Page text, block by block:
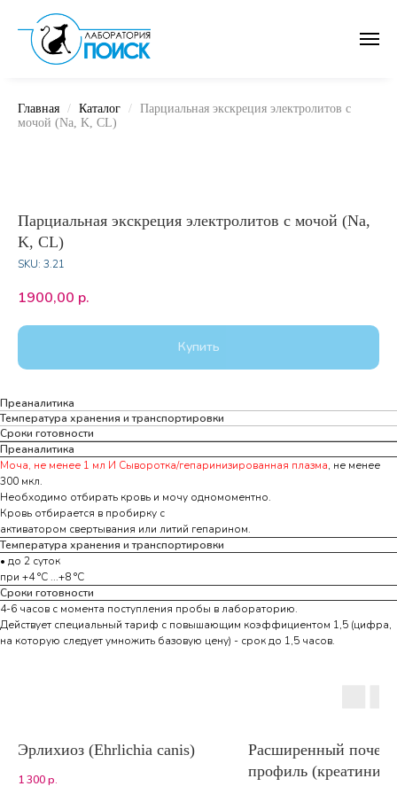
Главная Каталог
Парциальная экскреция электролитов с
мочой (Na, K, CL)
Парциальная экскреция электролитов с мочой (Na,
K, CL)
SKU: 3.21
1900,00 р.
Купить
Преаналитика
Температура хранения и транспортировки
Сроки готовности
Преаналитика
Моча, не менее 1 мл И Сыворотка/гепаринизированная плазма, не менее
300 мкл.
Необходимо отбирать кровь и мочу одномоментно.
Кровь отбирается в пробирку с
активатором свертывания или литий гепарином.
Температура хранения и транспортировки
• до 2 суток
при +4 °С ...+8 °С
Сроки готовности
4-6 часов с момента поступления пробы в лабораторию.
Действует специальный тариф с повышающим коэффициентом 1,5 (цифра,
на которую следует умножить базовую цену) - срок до 1,5 часов.
Эрлихиоз (Ehrlichia canis)
1 300р.
Расширенный
профиль (креатинин,